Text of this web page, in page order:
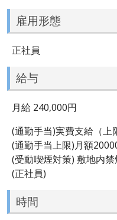
雇用形態
正社員
給与
月給 240,000円
(通勤手当)実費支給（上
(通勤手当上限)月額
(受動喫煙対策) 敷地内禁
(正社員)
時間